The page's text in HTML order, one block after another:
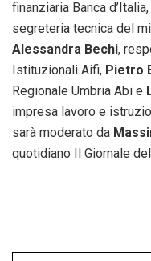
finanziaria Banca d’Italia,
segreteria tecnica del
Alessandra Bechi,
Istituzionali Aifi, Pietro
Regionale Umbria Abi e
impresa lavoro e
sarà moderato da
quotidiano Il Giornale